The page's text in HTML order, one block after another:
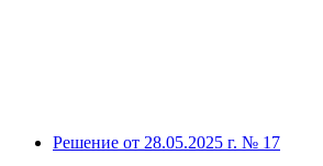
Решение от 28.05.2025 г. № 17